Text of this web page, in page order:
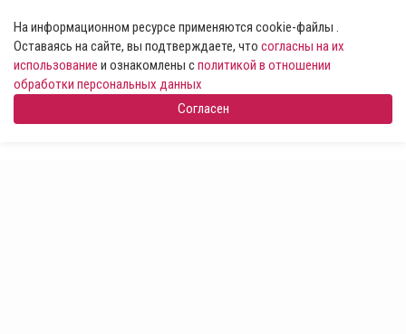
На информационном ресурсе применяются cookie-файлы .
Оставаясь на сайте, вы подтверждаете, что согласны на их
использование и ознакомлены сполитикой в отношении
обработки персональных данных
Согласен